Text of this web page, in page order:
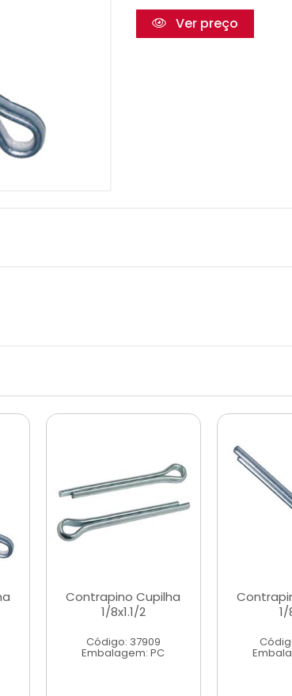
Ver preço
Contrapino Cupilha
1/8x1.1/2
Código: 37909
Embalagem: PC
1/